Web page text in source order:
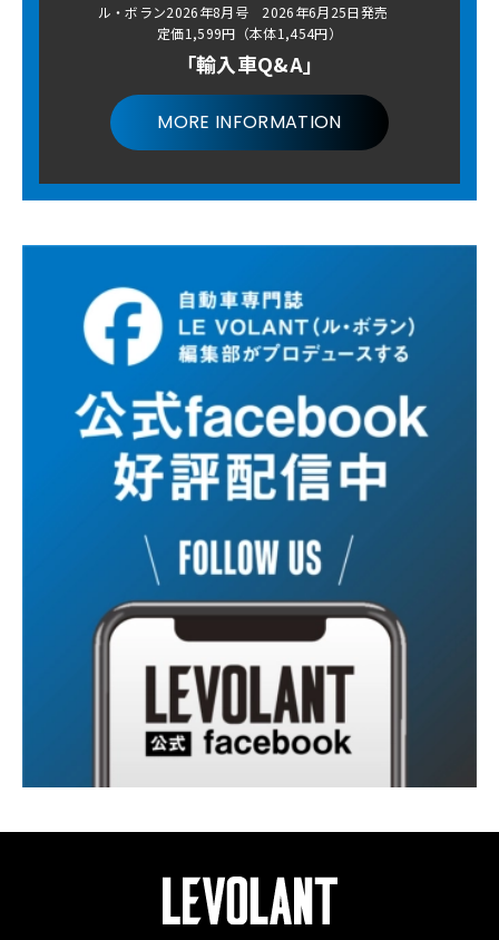
ル・ボラン2026年8月号 2026年6月25日発売
定価1,599円（本体1,454円）
「輸入車Q&A」
MORE INFORMATION